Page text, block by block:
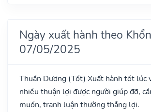
Ngày xuất hành theo
07/05/2025
Thuần Dương (Tốt) Xuất hành tốt lúc
nhiều thuận lợi được người giúp đỡ,
muốn, tranh luận thường thắng lợi.